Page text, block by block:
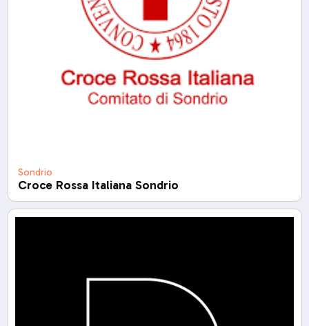
Sondrio
Croce Rossa Italiana Sondrio